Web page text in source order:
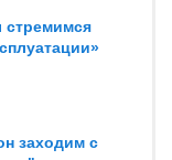
заходим с